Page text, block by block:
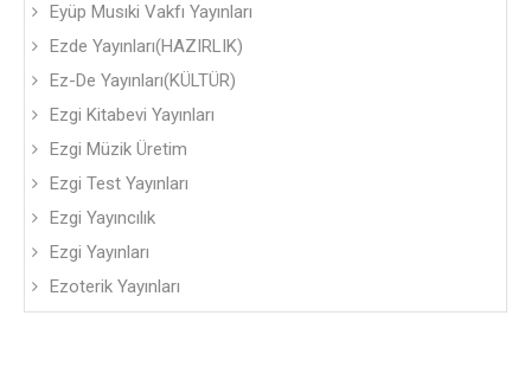
Eyüp Musıki Vakfı Yayınları
Ezde Yayınları(HAZIRLIK)
Ez-De Yayınları(KÜLTÜR)
Ezgi Kitabevi Yayınları
Ezgi Müzik Üretim
Ezgi Test Yayınları
Ezgi Yayıncılık
Ezgi Yayınları
Ezoterik Yayınları